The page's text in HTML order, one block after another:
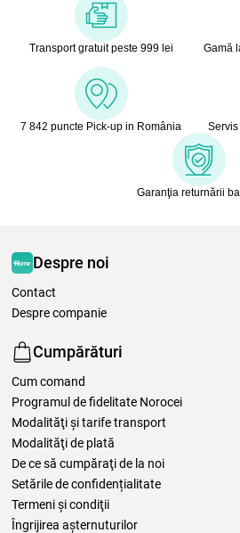
Transport gratuit peste 999 lei
Gamă
7 842 puncte Pick-up in România
Garanţia returnării
Despre noi
Contact
Despre companie
Cumpărături
Cum comand
Programul de fidelitate Norocei
Modalităţi şi tarife transport
Modalităţi de plată
De ce să cumpăraţi de la noi
Setările de confidențialitate
Termeni şi condiţii
Îngrijirea așternuturilor